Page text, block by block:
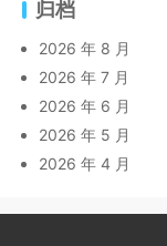
归档
2026 年 8 月
2026 年 7 月
2026 年 6 月
2026 年 5 月
2026 年 4 月